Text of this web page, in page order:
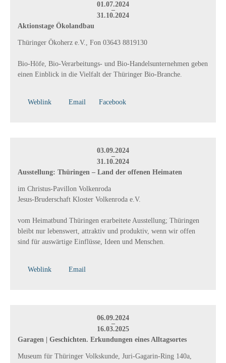
01.07.2024
–
31.10.2024
Aktionstage Ökolandbau
Thüringer Ökoherz e.V., Fon 03643 8819130
Bio-Höfe, Bio-Verarbeitungs- und Bio-Handelsunternehmen geben
einen Einblick in die Vielfalt der Thüringer Bio-Branche.
Weblink Email Facebook
03.09.2024
–
31.10.2024
Ausstellung: Thüringen – Land der offenen Heimaten
im Christus-Pavillon Volkenroda
Jesus-Bruderschaft Kloster Volkenroda e.V.
vom Heimatbund Thüringen erarbeitete Ausstellung; Thüringen
bleibt nur lebenswert, attraktiv und produktiv, wenn wir offen
sind für auswärtige Einflüsse, Ideen und Menschen.
Weblink Email
06.09.2024
–
16.03.2025
Garagen | Geschichten. Erkundungen eines Alltagsortes
Museum für Thüringer Volkskunde, Juri-Gagarin-Ring 140a,